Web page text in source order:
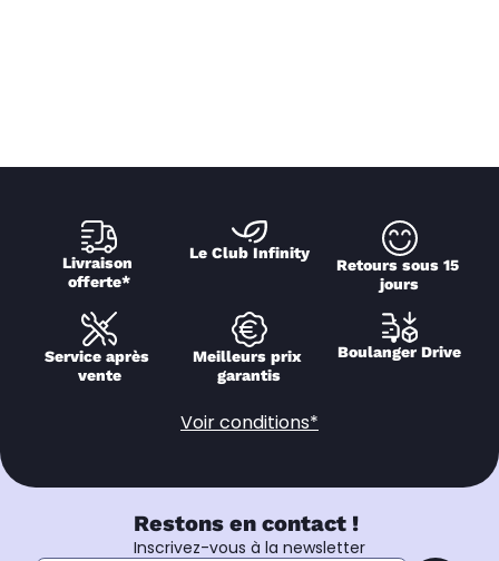
Livraison
offerte*
Le Club Infinity
Retours sous 15
jours
Service après
vente
Meilleurs prix
garantis
Boulanger Drive
Voir conditions*
Restons en contact !
Inscrivez-vous à la newsletter